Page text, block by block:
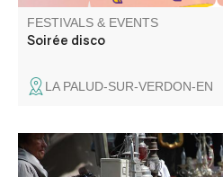
FESTIVALS & EVENTS
Soirée disco
LA PALUD-SUR-VERDON-EN
Foire aux puces dans les